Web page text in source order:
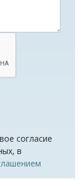
согласие
в